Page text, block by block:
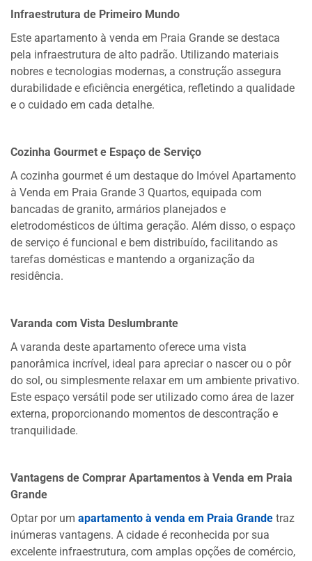
Infraestrutura de Primeiro Mundo
Este apartamento à venda em Praia Grande se destaca
pela infraestrutura de alto padrão. Utilizando materiais
nobres e tecnologias modernas, a construção assegura
durabilidade e eficiência energética, refletindo a qualidade
e o cuidado em cada detalhe.
Cozinha Gourmet e Espaço de Serviço
A cozinha gourmet é um destaque do Imóvel Apartamento
à Venda em Praia Grande 3 Quartos, equipada com
bancadas de granito, armários planejados e
eletrodomésticos de última geração. Além disso, o espaço
de serviço é funcional e bem distribuído, facilitando as
tarefas domésticas e mantendo a organização da
residência.
Varanda com Vista Deslumbrante
A varanda deste apartamento oferece uma vista
panorâmica incrível, ideal para apreciar o nascer ou o pôr
do sol, ou simplesmente relaxar em um ambiente privativo.
Este espaço versátil pode ser utilizado como área de lazer
externa, proporcionando momentos de descontração e
tranquilidade.
Vantagens de Comprar Apartamentos à Venda em Praia
Grande
Optar por um apartamento à venda em Praia Grande traz
inúmeras vantagens. A cidade é reconhecida por sua
excelente infraestrutura, com amplas opções de comércio,